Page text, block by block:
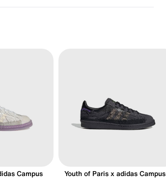
Campus
Youth of Paris x adidas Campus